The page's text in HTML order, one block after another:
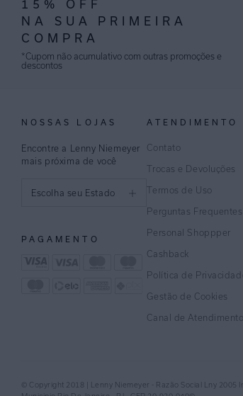
15% OFF
NA SUA PRIMEIRA
COMPRA
*Cupom não acumulativo com outras promoções e
descontos
NOSSAS LOJAS
Encontre a Lenny Niemeyer
mais próxima de você
Escolha seu Estado
Distrito Federal
PAGAMENTO
ATENDIMENTO
Contato
Trocas e Devoluções
Termos de Uso
Perguntas Frequentes
Personal Shoppper
Cashback
Política de
Gestão de Cookies
Canal de
© Copyright 2018 | Lenny Niemeyer - Razão Social Lny 2005